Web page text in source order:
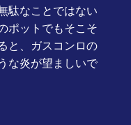
駄なことではない
ポットでもそこそ
と、ガスコンロの
な炎が望ましいで